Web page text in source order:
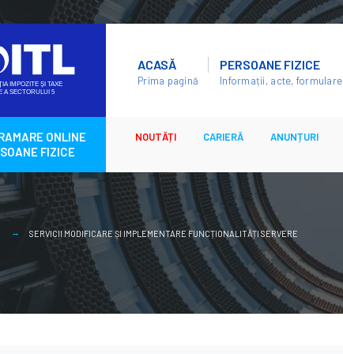
ACASĂ
Prima pagină
PERSOANE FIZICE
Informații, acte, formulare
ONLINE
FIZICE
NOUTĂȚI CARIERĂ ANUNȚURI
SERVICII MODIFICARE ȘI IMPLEMENTARE FUNCȚIONALITĂȚI SERVERE